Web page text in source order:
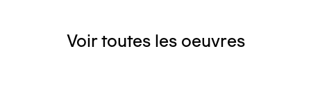
Voir toutes les oeuvres